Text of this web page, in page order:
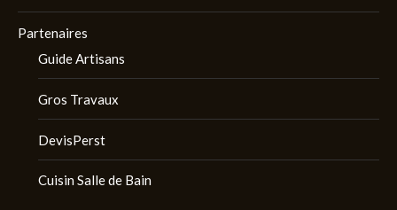
Partenaires
Guide Artisans
Gros Travaux
DevisPerst
Cuisin Salle de Bain